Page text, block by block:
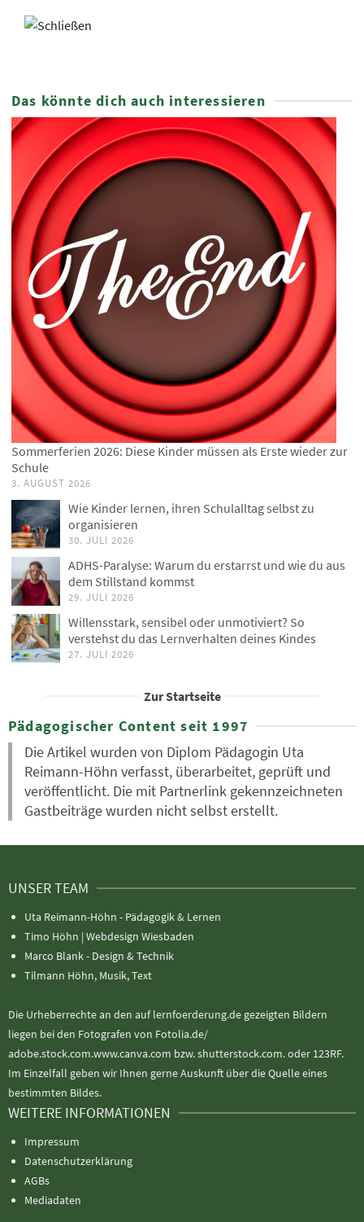
Das könnte dich auch interessieren
Sommerferien 2026: Diese Kinder müssen als Erste wieder zur
Schule
3. AUGUST 2026
Wie Kinder lernen, ihren Schulalltag selbst zu
organisieren
30. JULI 2026
ADHS-Paralyse: Warum du erstarrst und wie du aus
dem Stillstand kommst
29. JULI 2026
Willensstark, sensibel oder unmotiviert? So
verstehst du das Lernverhalten deines Kindes
27. JULI 2026
Zur Startseite
Pädagogischer Content seit 1997
Die Artikel wurden von Diplom Pädagogin Uta
Reimann-Höhn verfasst, überarbeitet, geprüft und
veröffentlicht. Die mit Partnerlink gekennzeichneten
Gastbeiträge wurden nicht selbst erstellt.
UNSER TEAM
Uta Reimann-Höhn - Pädagogik & Lernen
Timo Höhn | Webdesign Wiesbaden
Marco Blank - Design & Technik
Tilmann Höhn, Musik, Text
Die Urheberrechte an den auf lernfoerderung.de gezeigten Bildern
liegen bei den Fotografen von Fotolia.de/
adobe.stock.com.www.canva.com bzw. shutterstock.com. oder 123RF.
Im Einzelfall geben wir Ihnen gerne Auskunft über die Quelle eines
bestimmten Bildes.
WEITERE INFORMATIONEN
Impressum
Datenschutzerklärung
AGBs
Mediadaten